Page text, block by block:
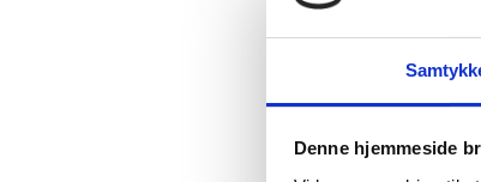
Denne hjemmeside